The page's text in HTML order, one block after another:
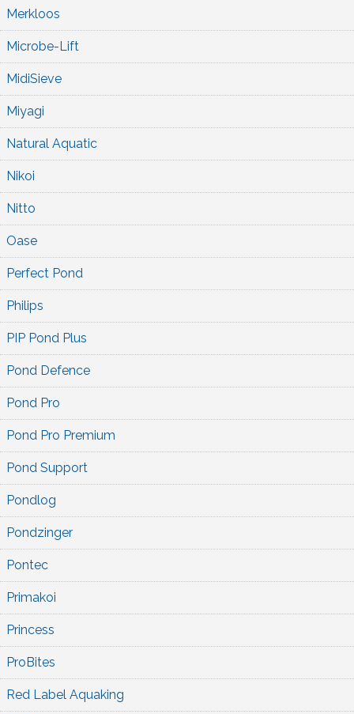
Merkloos
Microbe-Lift
MidiSieve
Miyagi
Natural Aquatic
Nikoi
Nitto
Oase
Perfect Pond
Philips
PIP Pond Plus
Pond Defence
Pond Pro
Pond Pro Premium
Pond Support
Pondlog
Pondzinger
Pontec
Primakoi
Princess
ProBites
Red Label Aquaking